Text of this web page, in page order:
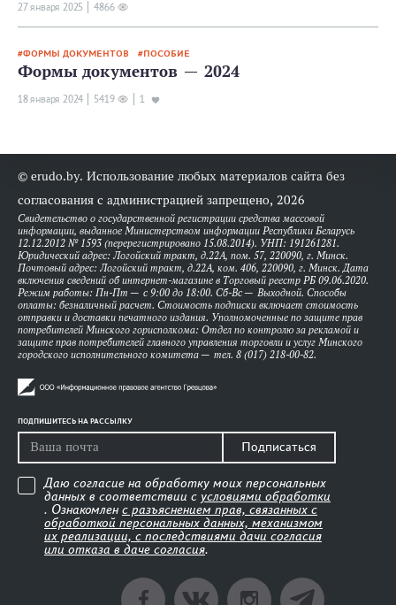
27 января 2025 4866
ФОРМЫ ДОКУМЕНТОВ ПОСОБИЕ
Формы документов — 2024
18 января 2024 5419 1
© erudo.by. Использование любых материалов сайта без
согласования с администрацией запрещено, 2026
Свидетельство о государственной регистрации средства массовой
информации, выданное Министерством информации Республики Беларусь
12.12.2012 № 1593 (перерегистрировано 15.08.2014). УНП: 191261281.
Юридический адрес: Логойский тракт, д.22А, пом. 57, 220090, г. Минск.
Почтовый адрес: Логойский тракт, д.22А, ком. 406, 220090, г. Минск. Дата
включения сведений об интернет-магазине в Торговый реестр РБ 09.06.2020.
Режим работы: Пн-Пт — с 9:00 до 18:00. Сб-Вс — Выходной. Способы
оплаты: безналичный расчет. Стоимость подписки включает стоимость
отправки и доставки печатного издания. Уполномоченные по защите прав
потребителей Минского горисполкома: Отдел по контролю за рекламой и
защите прав потребителей главного управления торговли и услуг Минского
городского исполнительного комитета — тел. 8 (017) 218-00-82.
ПОДПИШИТЕСЬ НА РАССЫЛКУ
Подписаться
Даю согласие на обработку моих персональных
данных в соответствии с условиями обработки
. Ознакомлен с разъяснением прав, связанных с
обработкой персональных данных, механизмом
их реализации, с последствиями дачи согласия
или отказа в даче согласия.